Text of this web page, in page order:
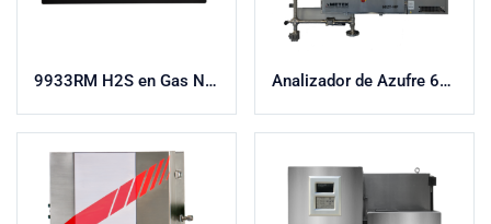
9933RM H2S en Gas Natural Analizador de Azufre 682T-HP